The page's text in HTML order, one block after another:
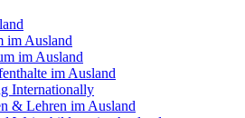
im Ausland
im Ausland
im Ausland
Internationally
& Lehren im Ausland